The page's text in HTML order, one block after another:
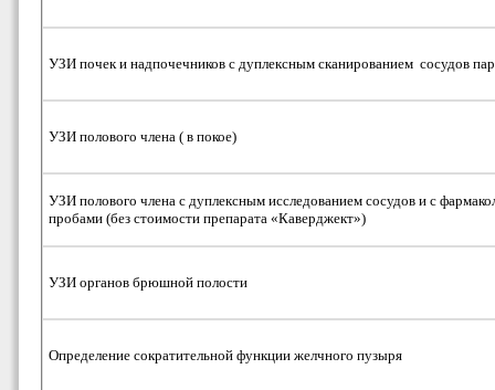
УЗИ почек и надпочечников с дуплексным сканированием сосудов
УЗИ полового члена ( в покое)
УЗИ полового члена с дуплексным исследованием сосудов и с
пробами (без стоимости препарата «Каверджект»)
УЗИ органов брюшной полости
Определение сократительной функции желчного пузыря